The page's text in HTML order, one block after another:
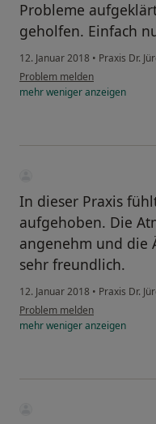
Probleme
geholfen. Einfach
12. Januar 2018 • Praxis Dr.
Problem melden
mehrwenigeranzeigen
In dieser Praxis
aufgehoben. Die
angenehm und die
sehr freundlich.
12. Januar 2018 • Praxis Dr.
Problem melden
mehrwenigeranzeigen